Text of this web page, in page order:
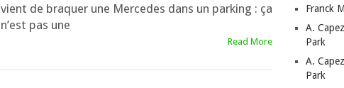
vient de bra­quer une Mercedes dans un par­king : ça
n’est pas une
Read More
Franck
A.
Park
A.
Park